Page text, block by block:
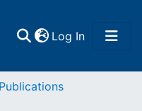
Log In(current)
Publications